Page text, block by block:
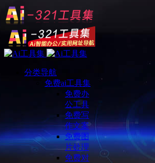
分类导航
免费ai工具集
免费办
公工具
免费写
作文案
免费图
片处理
免费对